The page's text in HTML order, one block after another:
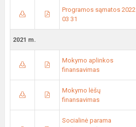
Programos sąmatos 2022
03 31
2021 m.
Mokymo aplinkos
finansavimas
Mokymo lėšų
finansavimas
Socialinė parama